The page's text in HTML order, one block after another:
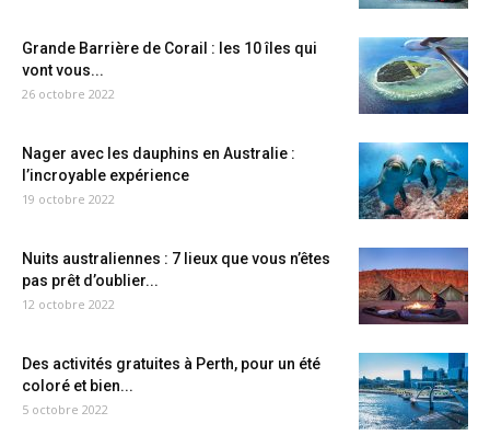
Grande Barrière de Corail : les 10 îles qui
vont vous...
26 octobre 2022
Nager avec les dauphins en Australie :
l’incroyable expérience
19 octobre 2022
Nuits australiennes : 7 lieux que vous n’êtes
pas prêt d’oublier...
12 octobre 2022
Des activités gratuites à Perth, pour un été
coloré et bien...
5 octobre 2022